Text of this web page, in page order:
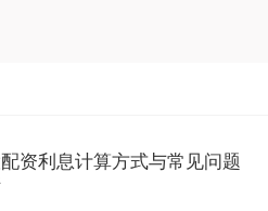
资利息计算方式与常见问题